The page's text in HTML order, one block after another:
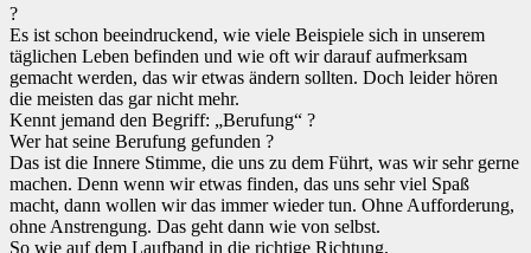
?
Es ist schon beeindruckend, wie viele Beispiele sich in unserem
täglichen Leben befinden und wie oft wir darauf aufmerksam
gemacht werden, das wir etwas ändern sollten. Doch leider hören
die meisten das gar nicht mehr.
Kennt jemand den Begriff: „Berufung“ ?
Wer hat seine Berufung gefunden ?
Das ist die Innere Stimme, die uns zu dem Führt, was wir sehr gerne
machen. Denn wenn wir etwas finden, das uns sehr viel Spaß
macht, dann wollen wir das immer wieder tun. Ohne Aufforderung,
ohne Anstrengung. Das geht dann wie von selbst.
So wie auf dem Laufband in die richtige Richtung.